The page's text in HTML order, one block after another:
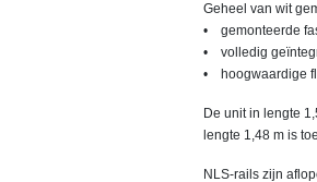
Geheel van wit
• gemonteerde
• volledig
• hoogwaardige
De unit in lengte
lengte 1,48 m is
NLS-rails zijn